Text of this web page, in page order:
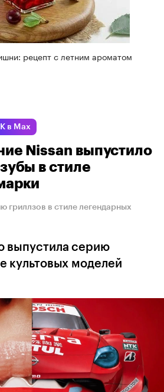
рецепт с летним ароматом
в Max
Nissan выпустило
в стиле
гриллзов в стиле легендарных
выпустила серию
культовых моделей